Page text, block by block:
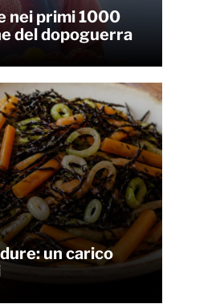
nei primi 1000
del dopoguerra
un carico